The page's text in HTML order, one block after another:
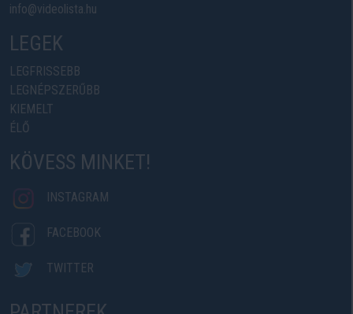
info@videolista.hu
LEGEK
LEGFRISSEBB
LEGNÉPSZERŰBB
KIEMELT
ÉLŐ
KÖVESS MINKET!
INSTAGRAM
FACEBOOK
TWITTER